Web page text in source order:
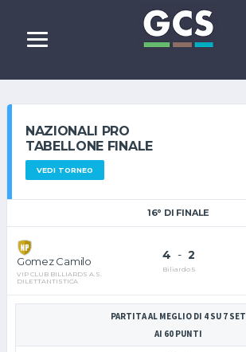
NAZIONALI PRO
TABELLONE FINALE
VEDI TORNEO
16° DI FINALE
Gomez Camilo
VIP CLUB BILLIARDS A.S.
DILETTANTISTICA
4 - 2
Biliardo 5
PARTITA AL MEGLIO DI 4 SU 7 SET
AI 60 PUNTI